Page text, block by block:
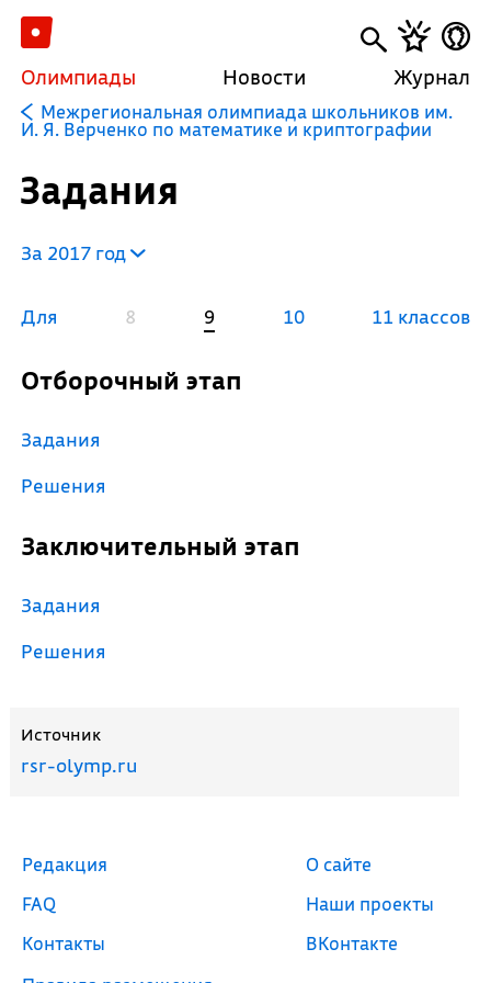
Олимпиады Новости Журнал
Межрегиональная олимпиада школьников им.
И. Я. Верченко по математике и криптографии
Задания
За 2017 год
Для 8 9 10 11 классов
Отборочный этап
Задания
Решения
Заключительный этап
Задания
Решения
Источник
rsr-olymp.ru
Редакция
FAQ
Контакты
О сайте
Наши проекты
ВКонтакте